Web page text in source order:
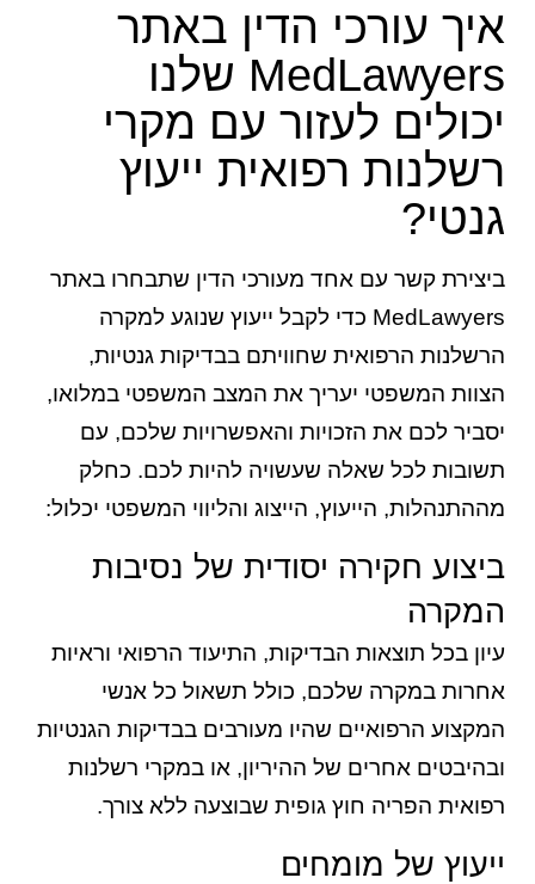
איך עורכי הדין באתר
MedLawyers שלנו
יכולים לעזור עם מקרי
רשלנות רפואית ייעוץ
גנטי?
ביצירת קשר עם אחד מעורכי הדין שתבחרו באתר
MedLawyers כדי לקבל ייעוץ שנוגע למקרה
הרשלנות הרפואית שחוויתם בבדיקות גנטיות,
הצוות המשפטי יעריך את המצב המשפטי במלואו,
יסביר לכם את הזכויות והאפשרויות שלכם, עם
תשובות לכל שאלה שעשויה להיות לכם. כחלק
מההתנהלות, הייעוץ, הייצוג והליווי המשפטי יכלול:
ביצוע חקירה יסודית של נסיבות
המקרה
עיון בכל תוצאות הבדיקות, התיעוד הרפואי וראיות
אחרות במקרה שלכם, כולל תשאול כל אנשי
המקצוע הרפואיים שהיו מעורבים בבדיקות הגנטיות
ובהיבטים אחרים של ההיריון, או במקרי רשלנות
רפואית הפריה חוץ גופית שבוצעה ללא צורך.
ייעוץ של מומחים